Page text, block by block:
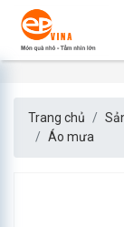
Trang chủ
Áo mưa